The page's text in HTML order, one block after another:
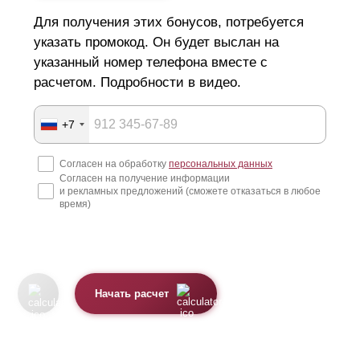
Для получения этих бонусов, потребуется
указать промокод. Он будет выслан на
указанный номер телефона вместе с
расчетом. Подробности в видео.
+7
Согласен на обработку персональных данных
Согласен на получение информации
и рекламных предложений (сможете отказаться в любое
время)
Начать расчет